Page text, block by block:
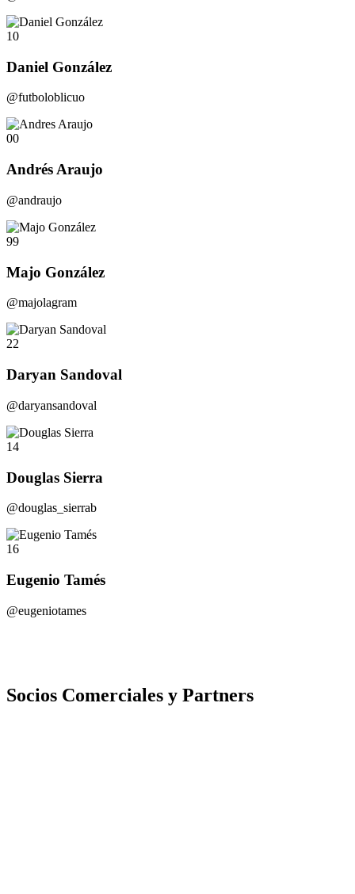
10
Daniel González
@futboloblicuo
00
Andrés Araujo
@andraujo
99
Majo González
@majolagram
22
Daryan Sandoval
@daryansandoval
14
Douglas Sierra
@douglas_sierrab
16
Eugenio Tamés
@eugeniotames
Socios Comerciales y Partners